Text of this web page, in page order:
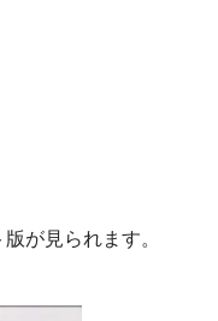
が見られます。